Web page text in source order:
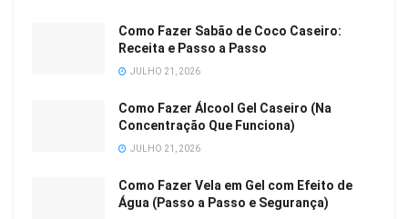
Como Fazer Sabão de Coco Caseiro:
Receita e Passo a Passo
JULHO 21, 2026
Como Fazer Álcool Gel Caseiro (Na
Concentração Que Funciona)
JULHO 21, 2026
Como Fazer Vela em Gel com Efeito de
Água (Passo a Passo e Segurança)